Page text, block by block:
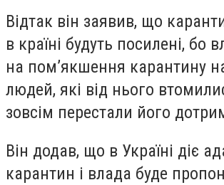
Відтак він заявив, що
в країні будуть посилені, бо
на пом’якшення карантину
людей, які від нього
зовсім перестали його
Він додав, що в Україні діє
карантин і влада буде